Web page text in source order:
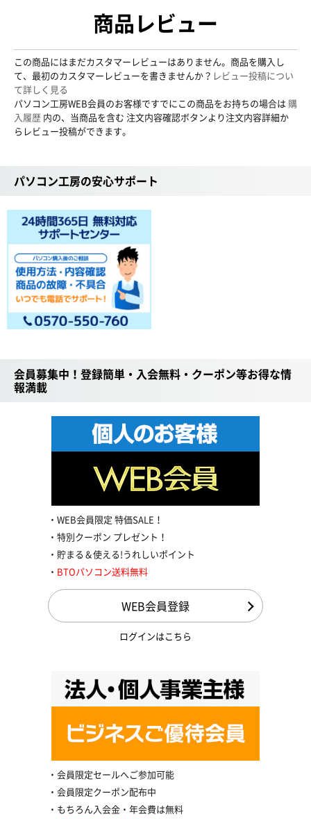
商品レビュー
この商品にはまだカスタマーレビューはありません。商品を購入し
て、最初のカスタマーレビューを書きませんか？ レビュー投稿につい
て詳しく見る
パソコン工房WEB会員のお客様ですでにこの商品をお持ちの場合は 購
入履歴 内の、当商品を含む 注文内容確認ボタンより注文内容詳細か
らレビュー投稿ができます。
パソコン工房の安心サポート
会員募集中！登録簡単・入会無料・クーポン等お得な情
報満載
WEB会員限定 特価SALE！
特別クーポン プレゼント！
貯まる＆使える!うれしいポイント
BTOパソコン送料無料
WEB会員登録
ログインはこちら
会員限定セールへご参加可能
会員限定クーポン配布中
もちろん入会金・年会費は無料